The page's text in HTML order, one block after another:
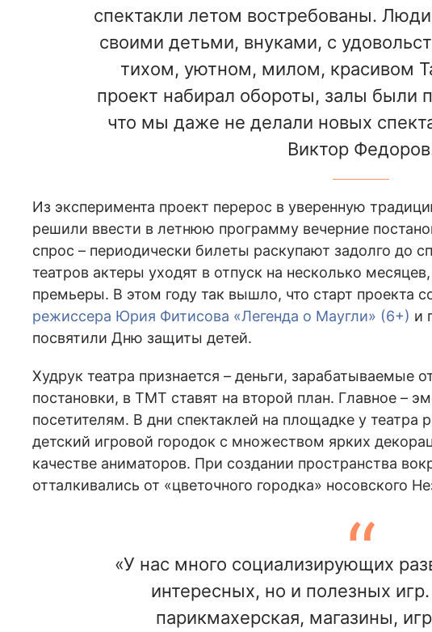
спектакли летом востребованы.
своими детьми, внуками, с
тихом, уютном, милом, красивом
проект набирал обороты, залы были
что мы даже не делали новых
Виктор
Из эксперимента проект перерос в уверенную
решили ввести в летнюю программу вечерние
спрос – периодически билеты раскупают задолго до
театров актеры уходят в отпуск на несколько
премьеры. В этом году так вышло, что старт проекта
режиссера Юрия Фитисова «Легенда о Маугли» (6+) и
посвятили Дню защиты детей.
Худрук театра признается – деньги, зарабатываемые
постановки, в ТМТ ставят на второй план. Главное –
посетителям. В дни спектаклей на площадке у театра
детский игровой городок с множеством ярких
качестве аниматоров. При создании пространства
отталкивались от «цветочного городка» носовского
«У нас много социализирующих
интересных, но и полезных игр.
парикмахерская, магазины,